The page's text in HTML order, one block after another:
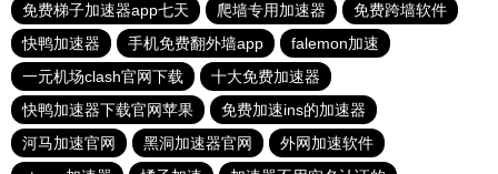
免费梯子加速器app七天
爬墙专用加速器
免费跨墙软件
快鸭加速器
手机免费翻外墙app
falemon加速
一元机场clash官网下载
十大免费加速器
快鸭加速器下载官网苹果
免费加速ins的加速器
河马加速官网
黑洞加速器官网
外网加速软件